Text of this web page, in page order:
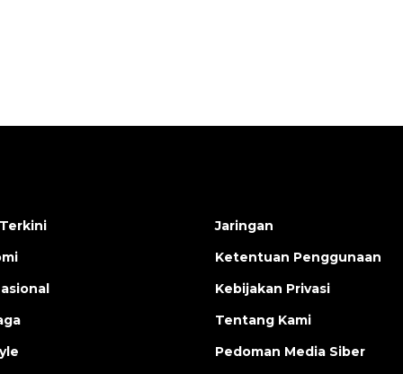
Jaringan
Ketentuan Penggunaan
Kebijakan Privasi
Tentang Kami
Pedoman Media Siber